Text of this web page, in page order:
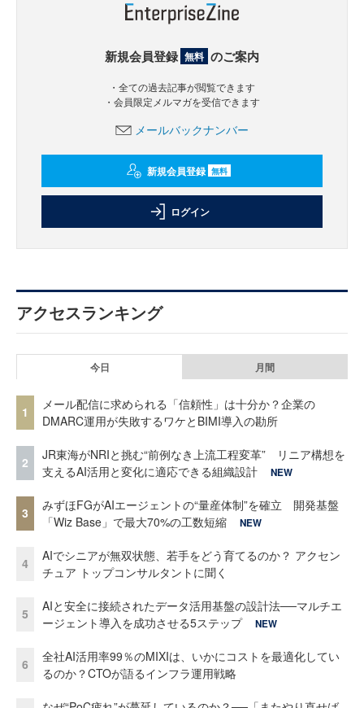
新規会員登録 無料 のご案内
・全ての過去記事が閲覧できます
・会員限定メルマガを受信できます
メールバックナンバー
新規会員登録 無料
ログイン
アクセスランキング
今日 月間
1
メール配信に求められる「信頼性」は十分か？企業の
DMARC運用が失敗するワケとBIMI導入の勘所
2
JR東海がNRIと挑む“前例なき上流工程変革” リニア構想を
支えるAI活用と変化に適応できる組織設計
NEW
3
みずほFGがAIエージェントの“量産体制”を確立 開発基盤
「Wiz Base」で最大70%の工数短縮
NEW
4
AIでシニアが無双状態、若手をどう育てるのか？ アクセン
チュア トップコンサルタントに聞く
5
AIと安全に接続されたデータ活用基盤の設計法──マルチエ
ージェント導入を成功させる5ステップ
NEW
6
全社AI活用率99％のMIXIは、いかにコストを最適化してい
るのか？CTOが語るインフラ運用戦略